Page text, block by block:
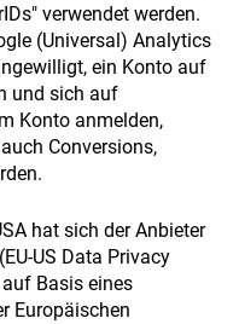
verwendet werden.
(Universal) Analytics
ein Konto auf
und sich auf
Konto anmelden,
Conversions,
hat sich der Anbieter
US Data Privacy
Basis eines
Europäischen